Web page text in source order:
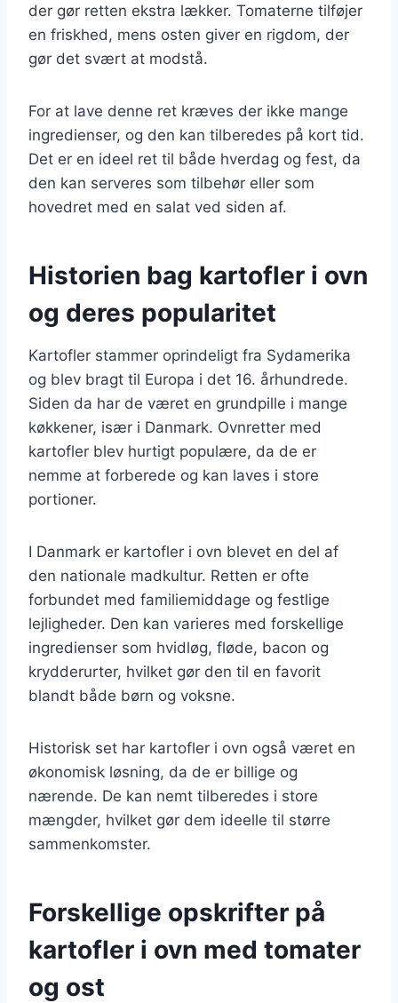
der gør retten ekstra lækker. Tomaterne tilføjer
en friskhed, mens osten giver en rigdom, der
gør det svært at modstå.
For at lave denne ret kræves der ikke mange
ingredienser, og den kan tilberedes på kort tid.
Det er en ideel ret til både hverdag og fest, da
den kan serveres som tilbehør eller som
hovedret med en salat ved siden af.
Historien bag kartofler i ovn
og deres popularitet
Kartofler stammer oprindeligt fra Sydamerika
og blev bragt til Europa i det 16. århundrede.
Siden da har de været en grundpille i mange
køkkener, især i Danmark. Ovnretter med
kartofler blev hurtigt populære, da de er
nemme at forberede og kan laves i store
portioner.
I Danmark er kartofler i ovn blevet en del af
den nationale madkultur. Retten er ofte
forbundet med familiemiddage og festlige
lejligheder. Den kan varieres med forskellige
ingredienser som hvidløg, fløde, bacon og
krydderurter, hvilket gør den til en favorit
blandt både børn og voksne.
Historisk set har kartofler i ovn også været en
økonomisk løsning, da de er billige og
nærende. De kan nemt tilberedes i store
mængder, hvilket gør dem ideelle til større
sammenkomster.
Forskellige opskrifter på
kartofler i ovn med tomater
og ost